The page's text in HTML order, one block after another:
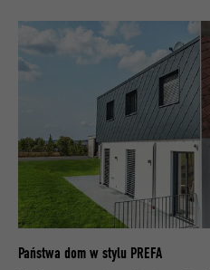
Państwa dom w stylu PREFA
IDE
DOSTAWCA doubleclick.net
PROCEDURA 1 rok
rejestrowania